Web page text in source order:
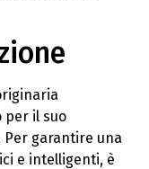
per il suo
garantire una
e intelligenti, è